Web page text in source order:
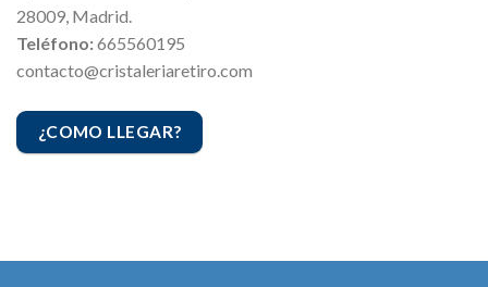
28009, Madrid.
Teléfono:665560195
contacto@cristaleriaretiro.com
¿COMO LLEGAR?